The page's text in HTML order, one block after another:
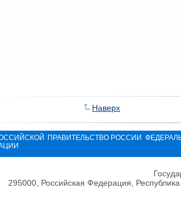
Наверх
ПРАВИТЕЛЬСТВО РОССИИ
295000, Российская Федерация,